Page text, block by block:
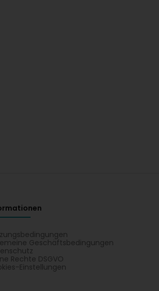
Geschäftsbedingungen
Rechte DSGVO
Einstellungen